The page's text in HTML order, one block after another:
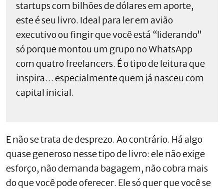
startups com bilhões de dólares em aporte,
este é seu livro. Ideal para ler em avião
executivo ou fingir que você está “liderando”
só porque montou um grupo no WhatsApp
com quatro freelancers. É o tipo de leitura que
inspira… especialmente quem já nasceu com
capital inicial.
E não se trata de desprezo. Ao contrário. Há algo
quase generoso nesse tipo de livro: ele não exige
esforço, não demanda bagagem, não cobra mais
do que você pode oferecer. Ele só quer que você se